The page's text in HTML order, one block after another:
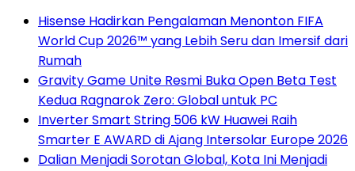
Hisense Hadirkan Pengalaman Menonton FIFA
World Cup 2026™ yang Lebih Seru dan Imersif dari
Rumah
Gravity Game Unite Resmi Buka Open Beta Test
Kedua Ragnarok Zero: Global untuk PC
Inverter Smart String 506 kW Huawei Raih
Smarter E AWARD di Ajang Intersolar Europe 2026
Dalian Menjadi Sorotan Global, Kota Ini Menjadi